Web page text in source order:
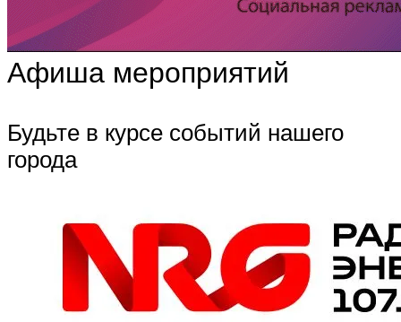
Афиша мероприятий
Будьте в курсе событий нашего
города